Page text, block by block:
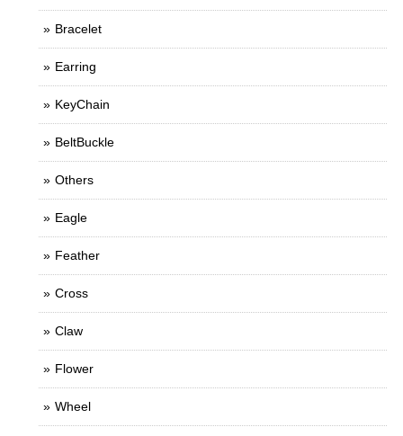
Bracelet
Earring
KeyChain
BeltBuckle
Others
Eagle
Feather
Cross
Claw
Flower
Wheel